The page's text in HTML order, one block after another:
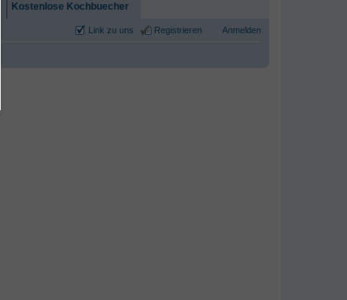
Kostenlose Kochbuecher
Anmelden
Registrieren
Link zu uns